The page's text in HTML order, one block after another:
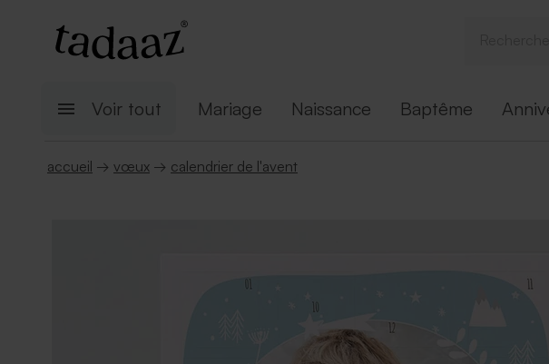
Voir tout Mariage Naissance Baptême
accueil → vœux → calendrier de l'avent